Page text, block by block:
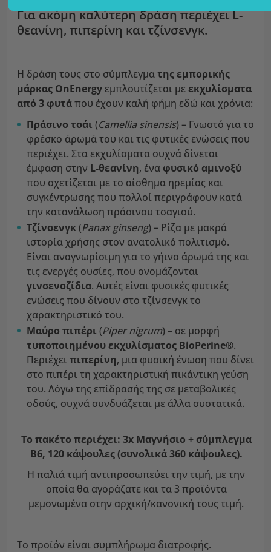
Για ακόμη καλύτερη δράση περιέχει L-
θεανίνη, πιπερίνη και τζίνσενγκ.
Η δράση τους στο σύμπλεγματης εμπορικής
μάρκας OnEnergy εμπλουτίζεται μεεκχυλίσματα
από 3 φυτάπου έχουν καλή φήμη εδώ και χρόνια:
Πράσινο τσάι (Camellia sinensis) – Γνωστό για το
φρέσκο άρωμά του και τις φυτικές ενώσεις που
περιέχει. Στα εκχυλίσματα συχνά δίνεται
έμφαση στην L-θεανίνη, ένα φυσικό αμινοξύ
που σχετίζεται με το αίσθημα ηρεμίας και
συγκέντρωσης που πολλοί περιγράφουν κατά
την κατανάλωση πράσινου τσαγιού.
Τζίνσενγκ(Panax ginseng) – Ρίζα με μακρά
ιστορία χρήσης στον ανατολικό πολιτισμό.
Είναι αναγνωρίσιμη για το γήινο άρωμά της και
τις ενεργές ουσίες, που ονομάζονται
γινσενοζίδια. Αυτές είναι φυσικές φυτικές
ενώσεις που δίνουν στο τζίνσενγκ το
χαρακτηριστικό του.
Μαύρο πιπέρι (Piper nigrum) – σε μορφή
τυποποιημένου εκχυλίσματος BioPerine®.
Περιέχειπιπερίνη, μια φυσική ένωση που δίνει
στο πιπέρι τη χαρακτηριστική πικάντικη γεύση
του. Λόγω της επίδρασής της σε μεταβολικές
οδούς, συχνά συνδυάζεται με άλλα συστατικά.
Το πακέτο περιέχει: 3x Μαγνήσιο + σύμπλεγμα
Β6, 120 κάψουλες (συνολικά 360 κάψουλες).
Η παλιά τιμή αντιπροσωπεύει την τιμή, με την
οποία θα αγοράζατε και τα 3 προϊόντα
μεμονωμένα στην αρχική/κανονική τους τιμή.
Το προϊόν είναι συμπλήρωμα διατροφής.